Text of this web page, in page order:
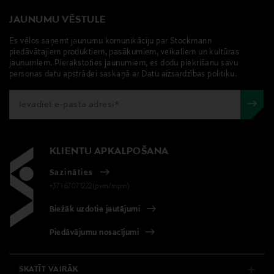
JAUNUMU VĒSTULE
Es vēlos saņemt jaunumu komunikāciju par Stockmann
piedāvātajiem produktiem, pasākumiem, veikaliem un kultūras
jaunumiem. Pierakstoties jaunumiem, es dodu piekrišanu savu
personas datu apstrādei saskaņā ar Datu aizsardzības politiku.
KLIENTU APKALPOŠANA
Sazināties
+371 67071222(pvm/mpm)
Biežāk uzdotie jautājumi
Piedāvājumu nosacījumi
SKATĪT VAIRĀK